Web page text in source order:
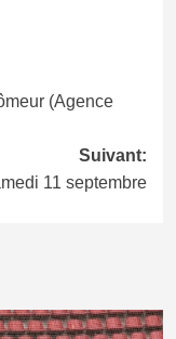
(Agence
Suivant:
11 septembre